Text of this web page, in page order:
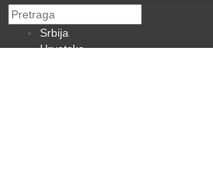
Srbija
Hrvatska